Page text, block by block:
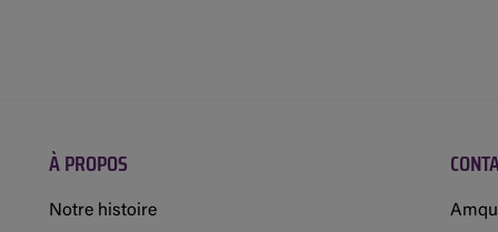
À PROPOS
Notre histoire